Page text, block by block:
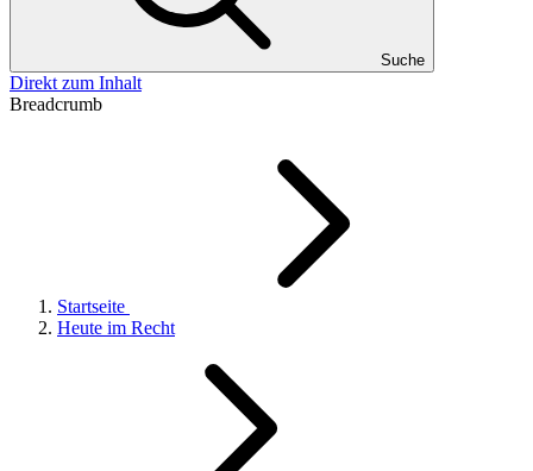
Suche
Direkt zum Inhalt
Breadcrumb
Startseite
Heute im Recht